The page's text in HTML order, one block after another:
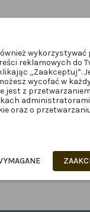
wykorzystywać
reklamowych do
„Zaakceptuj”.
wycofać w
jest z
oraz o